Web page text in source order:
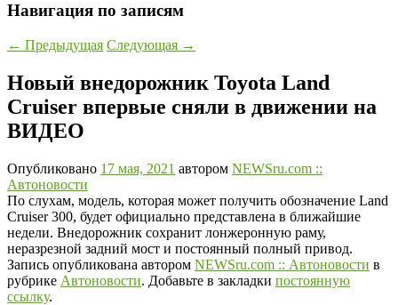
Навигация по записям
← Предыдущая Следующая →
Новый внедорожник Toyota Land
Cruiser впервые сняли в движении на
ВИДЕО
Опубликовано 17 мая, 2021 автором NEWSru.com ::
Автоновости
По слухам, модель, которая может получить обозначение Land
Cruiser 300, будет официально представлена в ближайшие
недели. Внедорожник сохранит лонжеронную раму,
неразрезной задний мост и постоянный полный привод.
Запись опубликована автором NEWSru.com :: Автоновости в
рубрике Автоновости. Добавьте в закладки постоянную
ссылку.